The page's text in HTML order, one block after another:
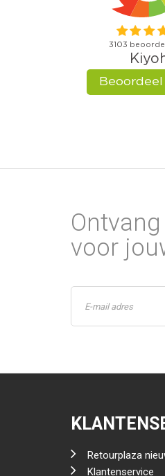
voor
Retourplaza
Klantenservice